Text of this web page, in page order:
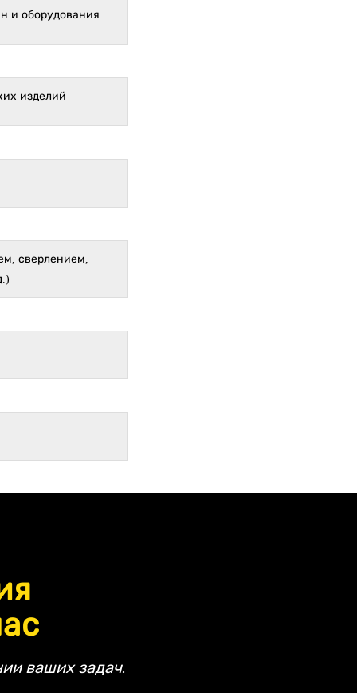
и оборудования
изделий
сверлением,
ваших задач.